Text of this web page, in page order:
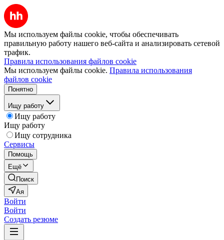
Мы используем файлы cookie, чтобы обеспечивать
правильную работу нашего веб-сайта и анализировать сетевой
трафик.
Правила использования файлов cookie
Мы используем файлы cookie. Правила использования
файлов cookie
Понятно
Ищу работу
Ищу работу
Ищу работу
Ищу сотрудника
Сервисы
Помощь
Ещё
Поиск
Ая
Войти
Войти
Создать резюме